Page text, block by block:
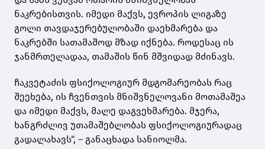
ნაკრებისთვის. იმედი მაქვს, ევროპის ლიგაზე
გოლი თავდაჯერებულობაში დაეხმარება და
ნაკრებში სათამაშოდ მზად იქნება. როდესაც ის
ჯანმრთელადაა, თამაშის წინ მშვიდად მძინავს.
ჩაკვეტაძის ფსიქოლოგიურ მდგომარეობას რაც
შეეხება, ის ჩვენთვის მნიშვნელოვანი მოთამაშეა
და იმედი მაქვს, მალე დაგვეხმარება. მჯერა,
ხანგრძლივ უთამაშებლობას ფსიქოლოგიურადაც
გადალახავს“, – განაცხადა სანიოლმა.